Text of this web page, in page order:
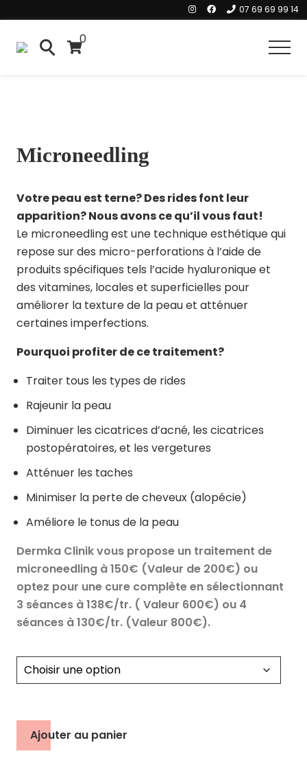
main
07 69 69 99 14
Header
SearchSearch
0
Microneedling
Votre peau est terne? Des rides font leur
apparition? Nous avons ce qu’il vous faut!
Le microneedling est une technique esthétique qui
repose sur des micro-perforations à l’aide de
produits spécifiques tels l’acide hyaluronique et
des vitamines, locales et superficielles pour
améliorer la texture de la peau et atténuer
certaines imperfections.
Pourquoi profiter de ce traitement?
Traiter tous les types de rides
Rajeunir la peau
Diminuer les cicatrices d’acné, les cicatrices
postopératoires, et les vergetures
Atténuer les taches
Minimiser la perte de cheveux (alopécie)
Améliore le tonus de la peau
Dermka Clinik vous propose un traitement de
microneedling à 150€ (Valeur de 200€) ou
optez pour une cure complète en sélectionnant
3 séances à 138€/tr. ( Valeur 600€) ou 4
séances à 130€/tr. (Valeur 800€).
Ajouter au panier